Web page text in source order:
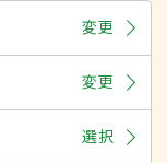
変更
変更
選択